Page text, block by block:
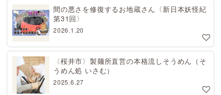
間の悪さを修復するお地蔵さん〈新日本妖怪紀
第31回〉
2026.1.20
〈桜井市〉製麺所直営の本格流しそうめん（そ
うめん処 いさむ）
2025.6.27